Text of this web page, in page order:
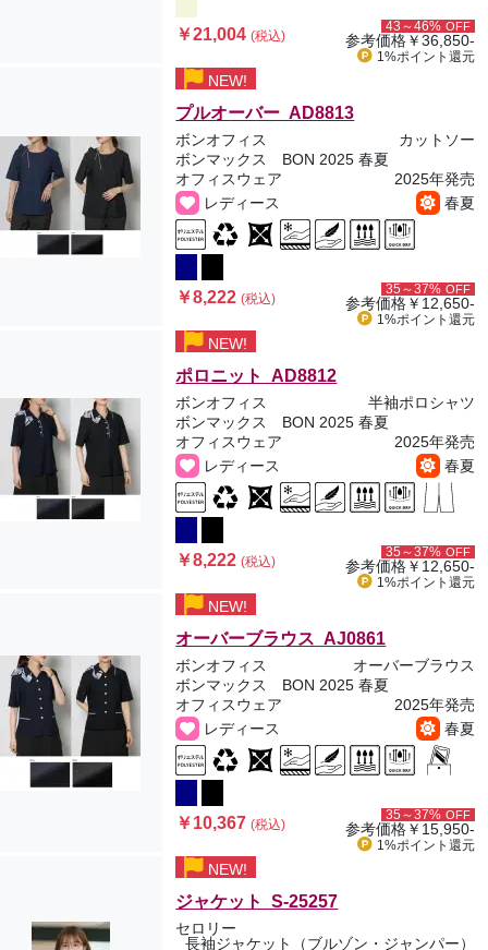
￥21,004(税込)
43～46% OFF
参考価格￥36,850-
1%ポイント 還元
NEW!
プルオーバー AD8813
ボンオフィス
カットソー
ボンマックス BON 2025 春夏
オフィスウェア
2025年発売
レディース
春夏
￥8,222(税込)
35～37% OFF
参考価格￥12,650-
1%ポイント 還元
NEW!
ポロニット AD8812
ボンオフィス
半袖ポロシャツ
ボンマックス BON 2025 春夏
オフィスウェア
2025年発売
レディース
春夏
￥8,222(税込)
35～37% OFF
参考価格￥12,650-
1%ポイント 還元
NEW!
オーバーブラウス AJ0861
ボンオフィス
オーバーブラウス
ボンマックス BON 2025 春夏
オフィスウェア
2025年発売
レディース
春夏
￥10,367(税込)
35～37% OFF
参考価格￥15,950-
1%ポイント 還元
NEW!
ジャケット S-25257
セロリー
長袖ジャケット（ブルゾン・ジャンパー）